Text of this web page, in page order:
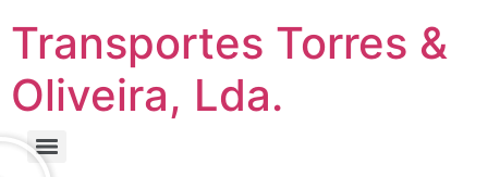
Transportes Torres &
Oliveira, Lda.